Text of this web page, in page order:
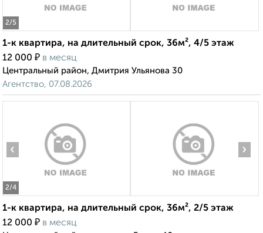
2/5
1-к квартира, на длительный срок, 36м², 4/5 этаж
12 000 ₽ в месяц
Центральный район, Дмитрия Ульянова 30
Агентство, 07.08.2026
2/4
‹ ›
1-к квартира, на длительный срок, 36м², 2/5 этаж
12 000 ₽ в месяц